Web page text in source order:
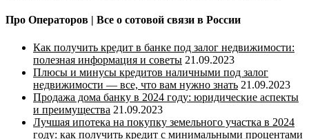
Про Операторов | Все о сотовой связи в России
Как получить кредит в банке под залог недвижимости:
полезная информация и советы 21.09.2023
Плюсы и минусы кредитов наличными под залог
недвижимости — все, что вам нужно знать 21.09.2023
Продажа дома банку в 2024 году: юридические аспекты
и преимущества 21.09.2023
Лучшая ипотека на покупку земельного участка в 2024
году: как получить кредит с минимальными процентами